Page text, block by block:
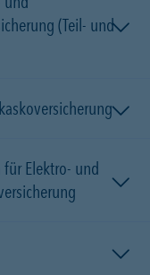
(Teil- und
Elektro- und